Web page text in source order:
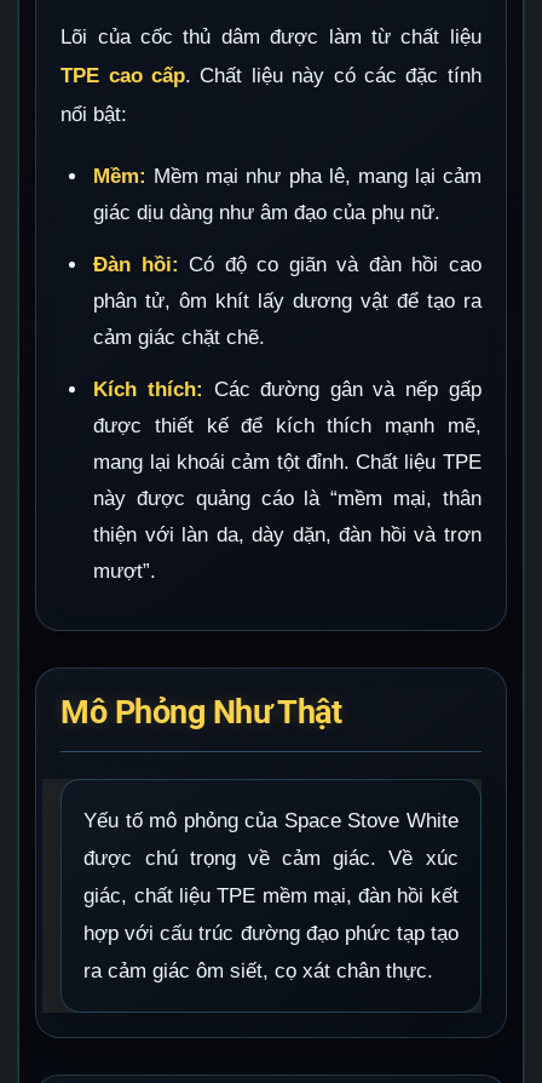
Lõi của cốc thủ dâm được làm từ chất liệu
TPE cao cấp. Chất liệu này có các đặc tính
nổi bật:
Mềm: Mềm mại như pha lê, mang lại cảm
giác dịu dàng như âm đạo của phụ nữ.
Đàn hồi: Có độ co giãn và đàn hồi cao
phân tử, ôm khít lấy dương vật để tạo ra
cảm giác chặt chẽ.
Kích thích: Các đường gân và nếp gấp
được thiết kế để kích thích mạnh mẽ,
mang lại khoái cảm tột đỉnh. Chất liệu TPE
này được quảng cáo là “mềm mại, thân
thiện với làn da, dày dặn, đàn hồi và trơn
mượt”.
Mô Phỏng Như Thật
Yếu tố mô phỏng của Space Stove White
được chú trọng về cảm giác. Về xúc
giác, chất liệu TPE mềm mại, đàn hồi kết
hợp với cấu trúc đường đạo phức tạp tạo
ra cảm giác ôm siết, cọ xát chân thực.